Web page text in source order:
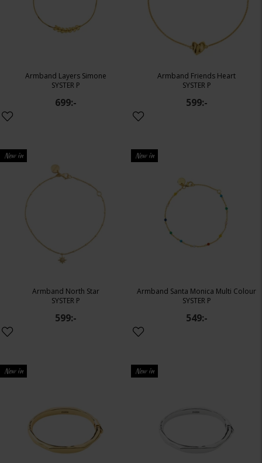
Armband Layers Simone
SYSTER P
699:-
Armband Friends Heart
SYSTER P
599:-
New in
Armband North Star
SYSTER P
599:-
New in
Armband Santa Monica Multi Colour
SYSTER P
549:-
New in New in